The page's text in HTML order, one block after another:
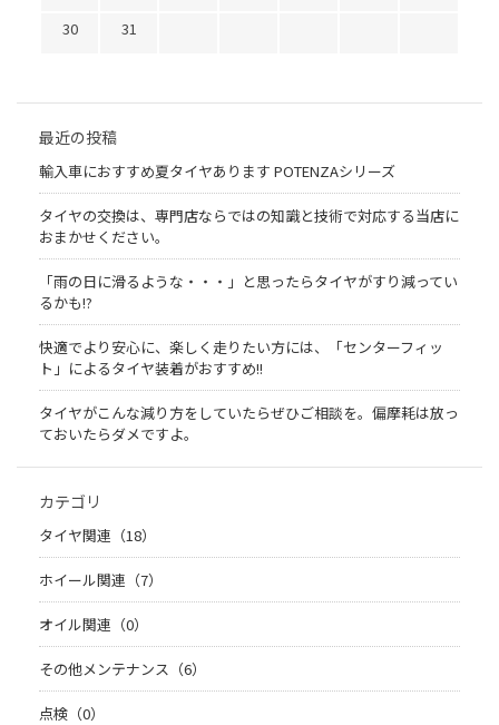
30
31
最近の投稿
輸入車におすすめ夏タイヤあります POTENZAシリーズ
タイヤの交換は、専門店ならではの知識と技術で対応する当店に
おまかせください。
「雨の日に滑るような・・・」と思ったらタイヤがすり減ってい
るかも!?
快適でより安心に、楽しく走りたい方には、「センターフィッ
ト」によるタイヤ装着がおすすめ!!
タイヤがこんな減り方をしていたらぜひご相談を。偏摩耗は放っ
ておいたらダメですよ。
カテゴリ
タイヤ関連（18）
ホイール関連（7）
オイル関連（0）
その他メンテナンス（6）
点検（0）